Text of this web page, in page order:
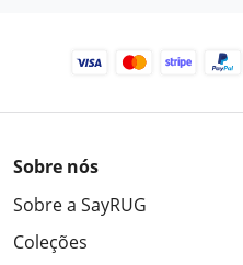
Sobre nós
Sobre a SayRUG
Coleções